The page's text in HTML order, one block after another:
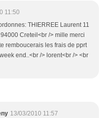
11:50
THIERREE Laurent 11
Creteil<br /> mille merci
remboucerais les frais de pprt
end..<br /> lorent<br /> <br
13/03/2010 11:57